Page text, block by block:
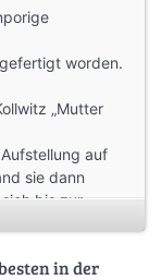
worden.
„Mutter
auf
sie dann
bis zur
Kollwitz in
errichten
in der